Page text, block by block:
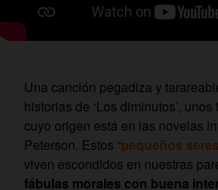
Una canción pegadiza y
historias de ‘Los diminutos’,
cuyo origen está en las novelas
Peterson. Estos “pequeños seres
viven escondidos en nuestras
fábulas morales con buena